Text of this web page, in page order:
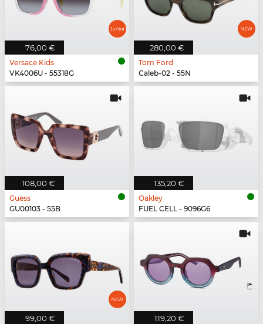
76,00 €
Versace Kids
VK4006U - 55318G
280,00 €
Tom Ford
Caleb-02 - 55N
108,00 €
Guess
GU00103 - 55B
135,20 €
Oakley
FUEL CELL - 9096G6
99,00 € 119,20 €